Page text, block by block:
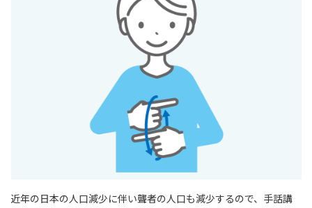
近年の日本の人口減少に伴い聾者の人口も減少するので、手話講